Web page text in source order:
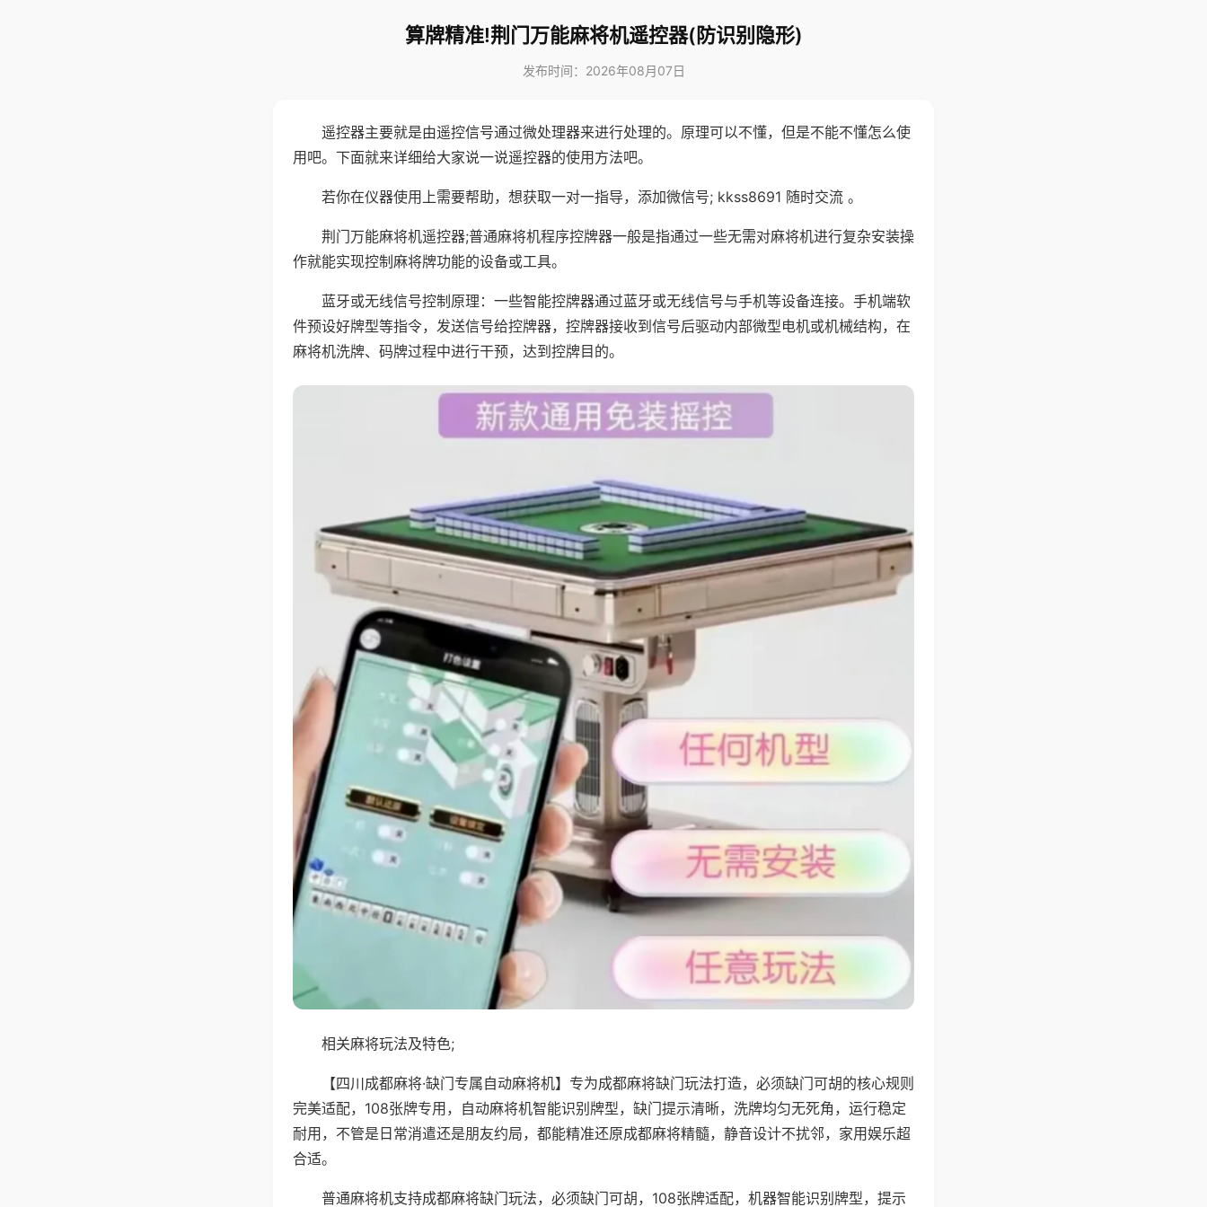
算牌精准!荆门万能麻将机遥控器(防识别隐形)
发布时间：2026年08月07日
遥控器主要就是由遥控信号通过微处理器来进行处理的。原理可以不懂，但是不能不懂怎么使
用吧。下面就来详细给大家说一说遥控器的使用方法吧。
若你在仪器使用上需要帮助，想获取一对一指导，添加微信号; kkss8691 随时交流 。
荆门万能麻将机遥控器;普通麻将机程序控牌器一般是指通过一些无需对麻将机进行复杂安装操
作就能实现控制麻将牌功能的设备或工具。
蓝牙或无线信号控制原理：一些智能控牌器通过蓝牙或无线信号与手机等设备连接。手机端软
件预设好牌型等指令，发送信号给控牌器，控牌器接收到信号后驱动内部微型电机或机械结构，在
麻将机洗牌、码牌过程中进行干预，达到控牌目的。
相关麻将玩法及特色;
【四川成都麻将·缺门专属自动麻将机】专为成都麻将缺门玩法打造，必须缺门可胡的核心规则
完美适配，108张牌专用，自动麻将机智能识别牌型，缺门提示清晰，洗牌均匀无死角，运行稳定
耐用，不管是日常消遣还是朋友约局，都能精准还原成都麻将精髓，静音设计不扰邻，家用娱乐超
合适。
普通麻将机支持成都麻将缺门玩法，必须缺门可胡，108张牌适配，机器智能识别牌型，提示